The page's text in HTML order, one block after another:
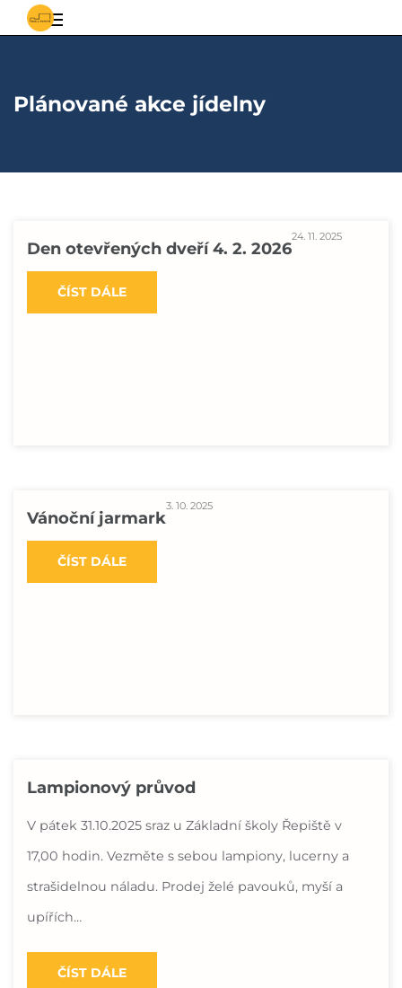
mateřská
Řepiště
Plánované akce jídelny
Den otevřených dveří 4. 2. 2026
ČÍST DÁLE
24. 11. 2025
Vánoční jarmark
ČÍST DÁLE
3. 10. 2025
Lampionový průvod
V pátek 31.10.2025 sraz u Základní školy Řepiště v
17,00 hodin. Vezměte s sebou lampiony, lucerny a
strašidelnou náladu. Prodej želé pavouků, myší a
upířích…
ČÍST DÁLE